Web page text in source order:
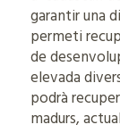
garantir una
permeti
de
elevada
podrà
madurs,